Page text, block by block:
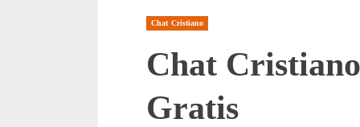
Chat Cristiano
Chat
Gratis